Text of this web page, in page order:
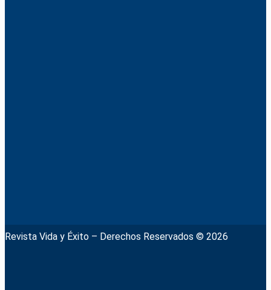
Revista Vida y Éxito – Derechos Reservados © 2026